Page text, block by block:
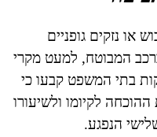
או נזקים גופניים
המבוטח, למעט מקרי
בתי המשפט קבעו כי
לקיומו ולשיעורו
הנפגע.